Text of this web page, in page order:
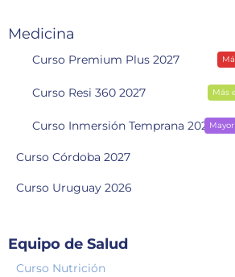
Medicina
Curso Premium Plus 2027
Curso Resi 360 2027 Más
Curso Inmersión Temprana 2028
Curso Córdoba 2027
Curso Uruguay 2026
Equipo de Salud
Curso Nutrición